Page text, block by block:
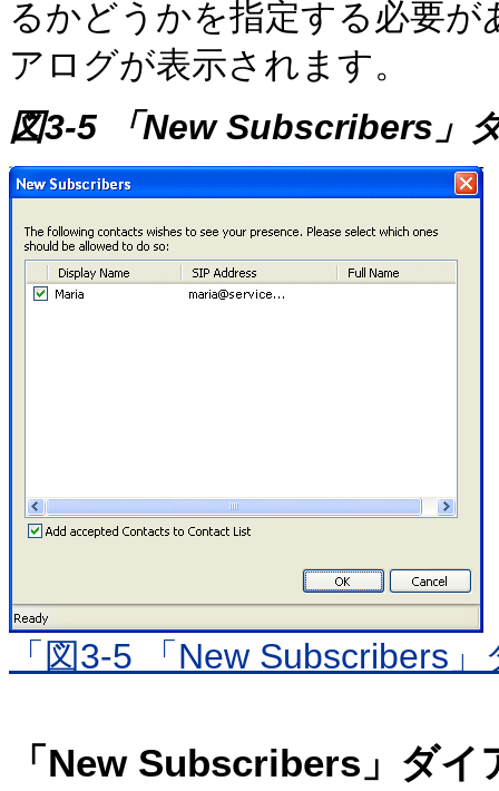
るかどうかを指定する必要が
アログが表示されます。
図3-5 「New Subscribers」
「図3-5 「New Subscribers
「New Subscribers」ダイ